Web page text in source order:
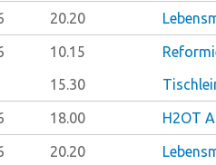
20.20
10.15
15.30
18.00 H2OT
20.20